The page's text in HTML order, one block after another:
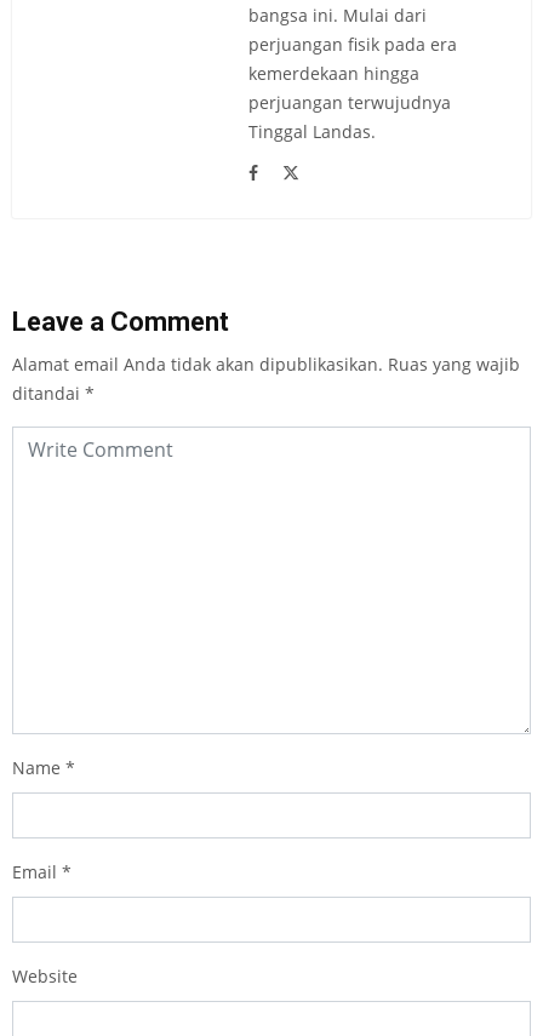
bangsa ini. Mulai dari
perjuangan fisik pada era
kemerdekaan hingga
perjuangan terwujudnya
Tinggal Landas.
Leave a Comment
Alamat email Anda tidak akan dipublikasikan. Ruas yang wajib
ditandai *
Name *
Email *
Website